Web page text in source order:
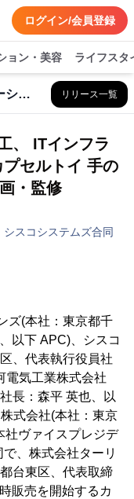
ログイン/会員登録
ョン・美容 ライフスタ
株式会社エーピーコミュニケーションズ、シスコシステムズ合同会社、古河電気工業株式会社 リリース一覧
、 ITインフラ
セルトイ 手の
・監修
スコシステムズ合同
ズ(本社：東京都千
以下 APC)、シスコ
、代表執行役員社
電気工業株式会社
長：森平 英也、以
式会社(本社：東京
社ヴァイスプレジデ
、株式会社ターリ
台東区、代表取締
販売を開始するカ